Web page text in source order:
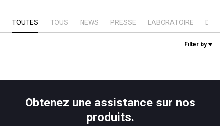
TOUTES TOUS NEWS PRESSE LABORATOIRE
Filter by
Obtenez une assistance sur nos
produits.
Durabilité
Nous contacter